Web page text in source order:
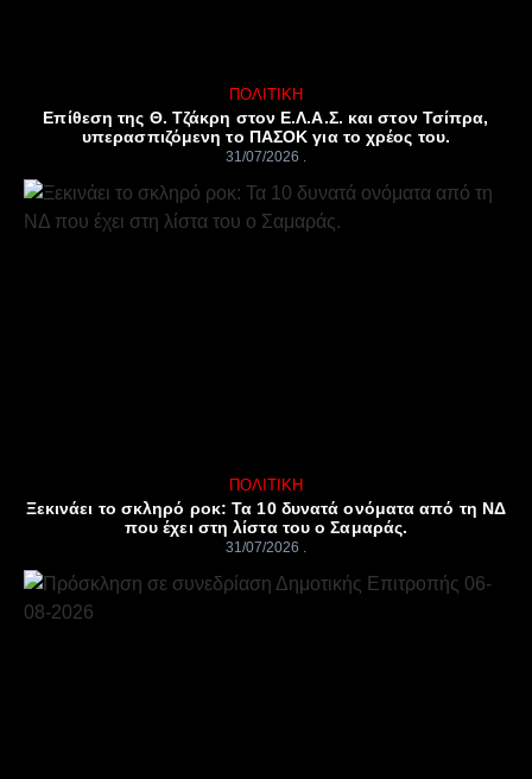
ΠΟΛΙΤΙΚΉ
Επίθεση της Θ. Τζάκρη στον Ε.Λ.Α.Σ. και στον Τσίπρα,
υπερασπιζόμενη το ΠΑΣΟΚ για το χρέος του.
31/07/2026
ΠΟΛΙΤΙΚΉ
Ξεκινάει το σκληρό ροκ: Τα 10 δυνατά ονόματα από τη ΝΔ
που έχει στη λίστα του ο Σαμαράς.
31/07/2026